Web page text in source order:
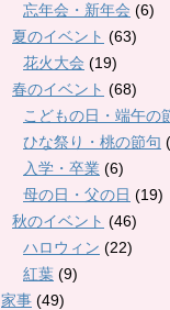
忘年会・新年会 (6)
夏のイベント (63)
花火大会 (19)
春のイベント (68)
こどもの日・端午の
ひな祭り・桃の節句
入学・卒業 (6)
母の日・父の日 (19)
秋のイベント (46)
ハロウィン (22)
紅葉 (9)
家事 (49)